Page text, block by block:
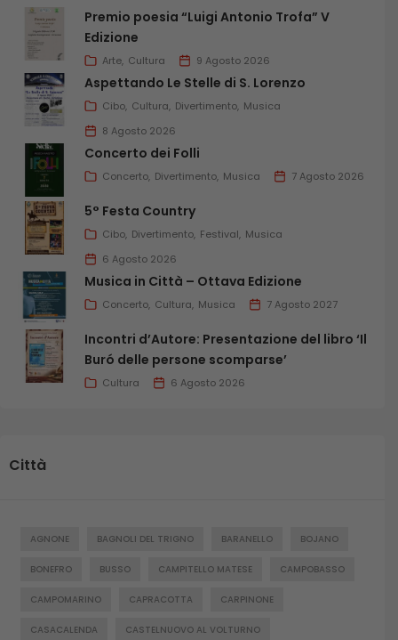
Premio poesia “Luigi Antonio Trofa” V
Edizione
Arte Cultura 9 Agosto 2026
Aspettando Le Stelle di S. Lorenzo
Cibo Cultura Divertimento Musica
8 Agosto 2026
Concerto dei Folli
Concerto Divertimento Musica 7 Agosto 2026
5° Festa Country
Cibo Divertimento Festival Musica
6 Agosto 2026
Musica in Città – Ottava Edizione
Concerto Cultura Musica 7 Agosto 2027
Incontri d’Autore: Presentazione del libro ‘Il
Buró delle persone scomparse’
Cultura 6 Agosto 2026
Città
AGNONE BAGNOLI DEL TRIGNO BARANELLO BOJANO
BONEFRO BUSSO CAMPITELLO MATESE CAMPOBASSO
CAMPOMARINO CAPRACOTTA CARPINONE
CASACALENDA CASTELNUOVO AL VOLTURNO